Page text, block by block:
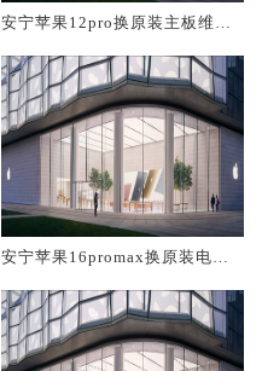
安宁苹果12pro换原装主板维修
安宁苹果16promax换原装电池